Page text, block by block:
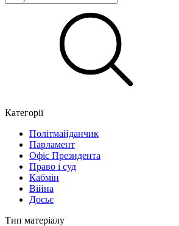
Категорії
Політмайданчик
Парламент
Офіс Президента
Право і суд
Кабмін
Війна
Досьє
Тип матеріалу